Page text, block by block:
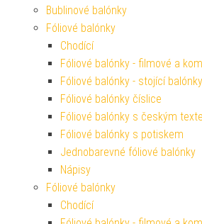
Bublinové balónky
Fóliové balónky
Chodící
Fóliové balónky - filmové a
Fóliové balónky - stojící balónky
Fóliové balónky číslice
Fóliové balónky s českým
Fóliové balónky s potiskem
Jednobarevné fóliové balónky
Nápisy
Fóliové balónky
Chodící